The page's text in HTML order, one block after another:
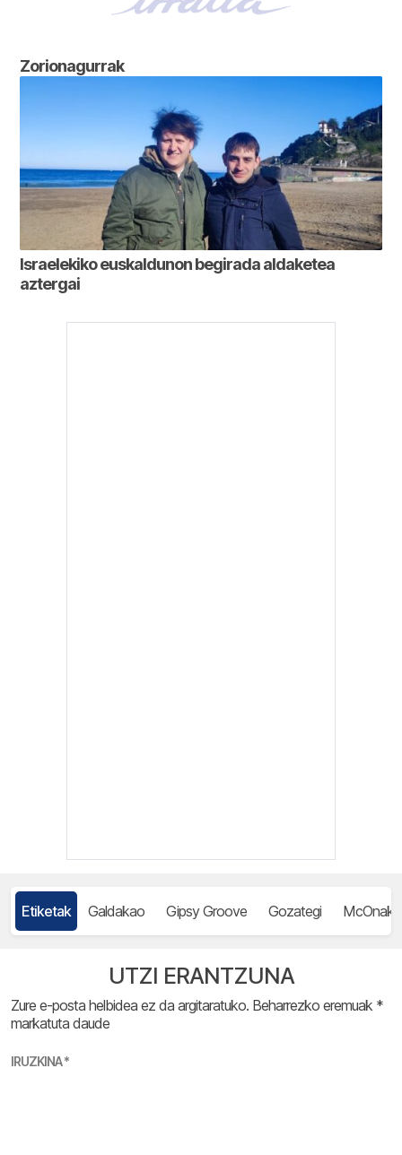
Zorionagurrak
Israelekiko euskaldunon begirada aldaketea
aztergai
Etiketak Galdakao Gipsy Groove Gozategi McOnak
UTZI ERANTZUNA
Zure e-posta helbidea ez da argitaratuko. Beharrezko eremuak *
markatuta daude
IRUZKINA*